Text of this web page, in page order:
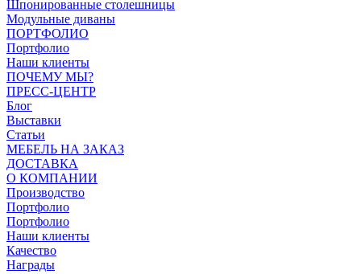
Шпонированные столешницы
Модульные диваны
ПОРТФОЛИО
Портфолио
Наши клиенты
ПОЧЕМУ МЫ?
ПРЕСС-ЦЕНТР
Блог
Выставки
Статьи
МЕБЕЛЬ НА ЗАКАЗ
ДОСТАВКА
О КОМПАНИИ
Производство
Портфолио
Портфолио
Наши клиенты
Качество
Награды